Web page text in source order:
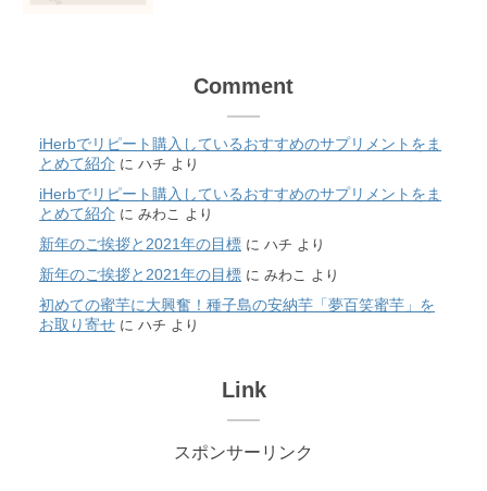
Comment
iHerbでリピート購入しているおすすめのサプリメントをま
とめて紹介 に ハチ より
iHerbでリピート購入しているおすすめのサプリメントをま
とめて紹介 に みわこ より
新年のご挨拶と2021年の目標 に ハチ より
新年のご挨拶と2021年の目標 に みわこ より
初めての蜜芋に大興奮！種子島の安納芋「夢百笑蜜芋」を
お取り寄せ に ハチ より
Link
スポンサーリンク